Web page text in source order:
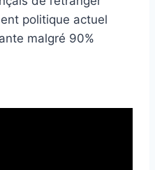
politique actuel
malgré 90%